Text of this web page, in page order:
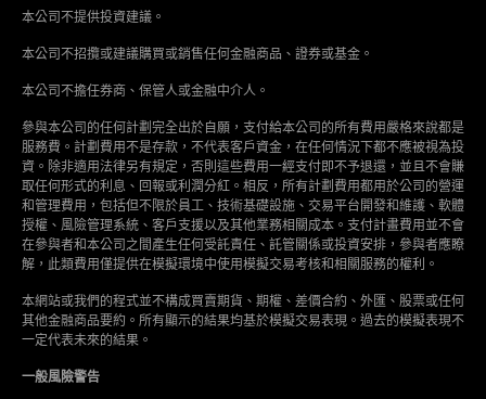
本公司不提供投資建議。
本公司不招攬或建議購買或銷售任何金融商品、證券或基金。
本公司不擔任券商、保管人或金融中介人。
參與本公司的任何計劃完全出於自願，支付給本公司的所有費用嚴格來說都是
服務費。計劃費用不是存款，不代表客戶資金，在任何情況下都不應被視為投
資。除非適用法律另有規定，否則這些費用一經支付即不予退還，並且不會賺
取任何形式的利息、回報或利潤分紅。相反，所有計劃費用都用於公司的營運
和管理費用，包括但不限於員工、技術基礎設施、交易平台開發和維護、軟體
授權、風險管理系統、客戶支援以及其他業務相關成本。支付計畫費用並不會
在參與者和本公司之間產生任何受託責任、託管關係或投資安排，參與者應瞭
解，此類費用僅提供在模擬環境中使用模擬交易考核和相關服務的權利。
本網站或我們的程式並不構成買賣期貨、期權、差價合約、外匯、股票或任何
其他金融商品要約。所有顯示的結果均基於模擬交易表現。過去的模擬表現不
一定代表未來的結果。
一般風險警告